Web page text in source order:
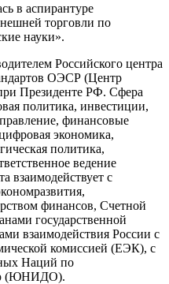
в аспирантуре
торговли по
науки».
Российского центра
ОЭСР (Центр
Президенте РФ. Сфера
политика, инвестиции,
финансовые
экономика,
политика,
ведение
взаимодействует с
финансов, Счетной
государственной
взаимодействия России с
комиссией (ЕЭК), с
Наций по
(ЮНИДО).